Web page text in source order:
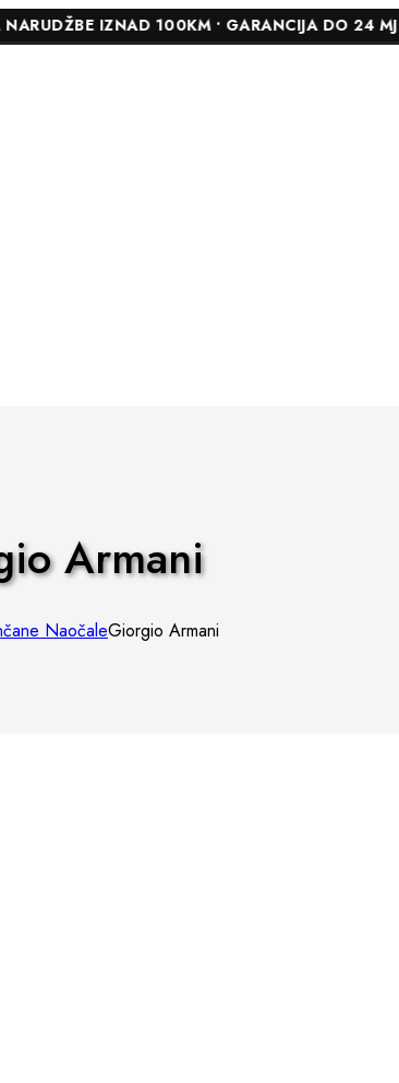
IZNAD 100KM • GARANCIJA DO 24 MJESECA
Armani
NaočaleGiorgio Armani